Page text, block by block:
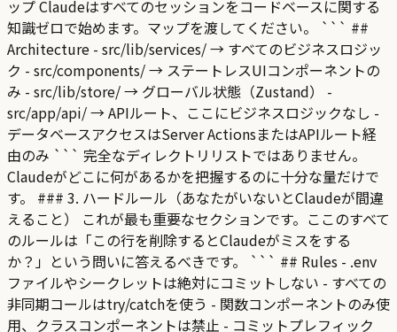
ップ Claudeはすべてのセッションをコードベースに関する
知識ゼロで始めます。マップを渡してください。 ``` ##
Architecture - src/lib/services/ → すべてのビジネスロジッ
ク - src/components/ → ステートレスUIコンポーネントの
み - src/lib/store/ → グローバル状態（Zustand） -
src/app/api/ → APIルート、ここにビジネスロジックなし -
データベースアクセスはServer ActionsまたはAPIルート経
由のみ ``` 完全なディレクトリリストではありません。
Claudeがどこに何があるかを把握するのに十分な量だけで
す。 ### 3. ハードルール（あなたがいないとClaudeが間違
えること） これが最も重要なセクションです。ここのすべて
のルールは「この行を削除するとClaudeがミスをする
か？」という問いに答えるべきです。 ``` ## Rules - .env
ファイルやシークレットは絶対にコミットしない - すべての
非同期コールはtry/catchを使う - 関数コンポーネントのみ使
用、クラスコンポーネントは禁止 - コミットプレフィック